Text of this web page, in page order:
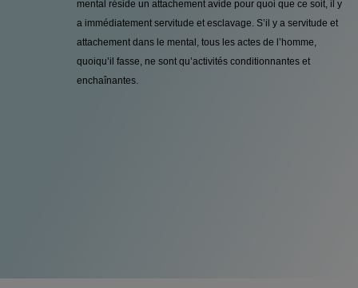
mental réside un attachement avide pour quoi que ce soit, il y
a immédiatement servitude et esclavage. S’il y a servitude et
attachement dans le mental, tous les actes de l’homme,
quoiqu’il fasse, ne sont qu’activités conditionnantes et
enchaînantes.